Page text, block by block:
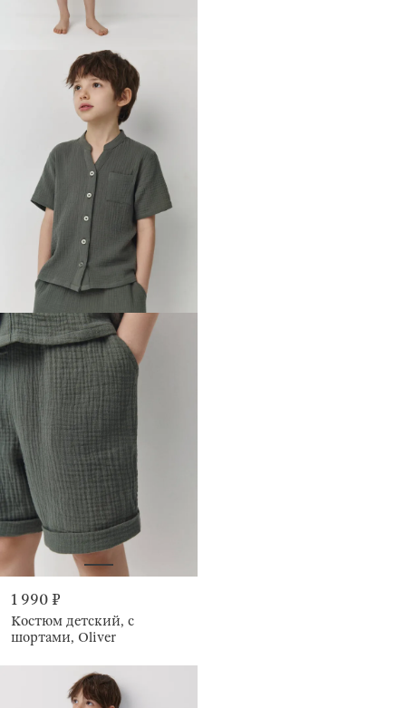
1 990 ₽
Костюм детский, с
шортами, Oliver